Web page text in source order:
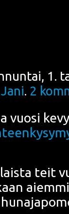
1.
Jani. 2
vuo­si
teit